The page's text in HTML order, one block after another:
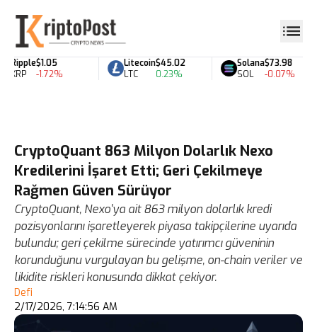
Ripple
XRP
$1.05
-1.72%
Litecoin
LTC
$45.02
0.23%
Solana
SOL
$73.98
-0.07%
CryptoQuant 863 Milyon Dolarlık Nexo
Kredilerini İşaret Etti; Geri Çekilmeye
Rağmen Güven Sürüyor
CryptoQuant, Nexo'ya ait 863 milyon dolarlık kredi
pozisyonlarını işaretleyerek piyasa takipçilerine uyarıda
bulundu; geri çekilme sürecinde yatırımcı güveninin
korunduğunu vurgulayan bu gelişme, on-chain veriler ve
likidite riskleri konusunda dikkat çekiyor.
Defi
2/17/2026, 7:14:56 AM